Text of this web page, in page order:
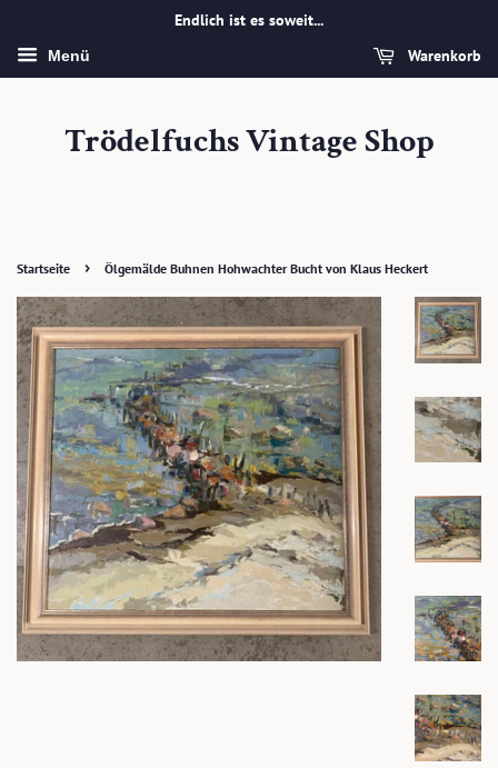
Endlich ist es soweit...
Menü Warenkorb
Trödelfuchs Vintage Shop
Startseite › Ölgemälde Buhnen Hohwachter Bucht von Klaus Heckert